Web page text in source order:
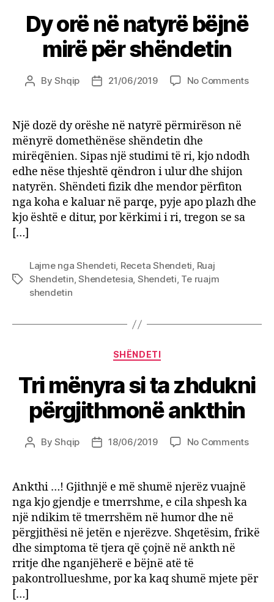
Dy orë në natyrë bëjnë
mirë për shëndetin
PostByShqip
Post21/06/2019 No Commentson
mirë
Një dozë dy orëshe në natyrë përmirëson në
mënyrë domethënëse shëndetin dhe
mirëqënien. Sipas një studimi të ri, kjo ndodh
edhe nëse thjeshtë qëndron i ulur dhe shijon
natyrën. Shëndeti fizik dhe mendor përfiton
nga koha e kaluar në parqe, pyje apo plazh dhe
kjo është e ditur, por kërkimi i ri, tregon se sa
[…]
Tags
Lajme nga Shendeti, Receta Shendeti, Ruaj
Shendetin,Shendetesia, Shendeti, Te ruajm
shendetin
Categories
SHËNDETI
Tri mënyra si ta zhdukni
përgjithmonë ankthin
PostByShqip
Post18/06/2019 No Commentson
Ankthi …! Gjithnjë e më shumë njerëz vuajnë
nga kjo gjendje e tmerrshme, e cila shpesh ka
një ndikim të tmerrshëm në humor dhe në
përgjithësi në jetën e njerëzve. Shqetësim, frikë
dhe simptoma të tjera që çojnë në ankth në
rritje dhe nganjëherë e bëjnë atë të
pakontrollueshme, por ka kaq shumë mjete për
[…]